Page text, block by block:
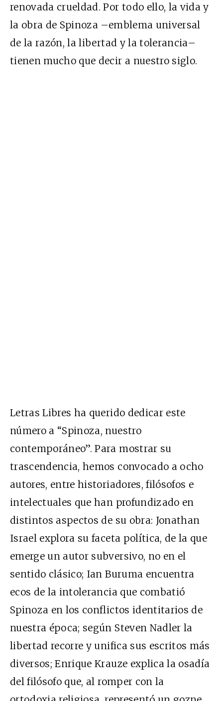
renovada crueldad. Por todo ello, la vida y
la obra de Spinoza –emblema universal
de la razón, la libertad y la tolerancia–
tienen mucho que decir a nuestro siglo.
Letras Libres ha querido dedicar este
número a “Spinoza, nuestro
contemporáneo”. Para mostrar su
trascendencia, hemos convocado a ocho
autores, entre historiadores, filósofos e
intelectuales que han profundizado en
distintos aspectos de su obra: Jonathan
Israel explora su faceta política, de la que
emerge un autor subversivo, no en el
sentido clásico; Ian Buruma encuentra
ecos de la intolerancia que combatió
Spinoza en los conflictos identitarios de
nuestra época; según Steven Nadler la
libertad recorre y unifica sus escritos más
diversos; Enrique Krauze explica la osadía
del filósofo que, al romper con la